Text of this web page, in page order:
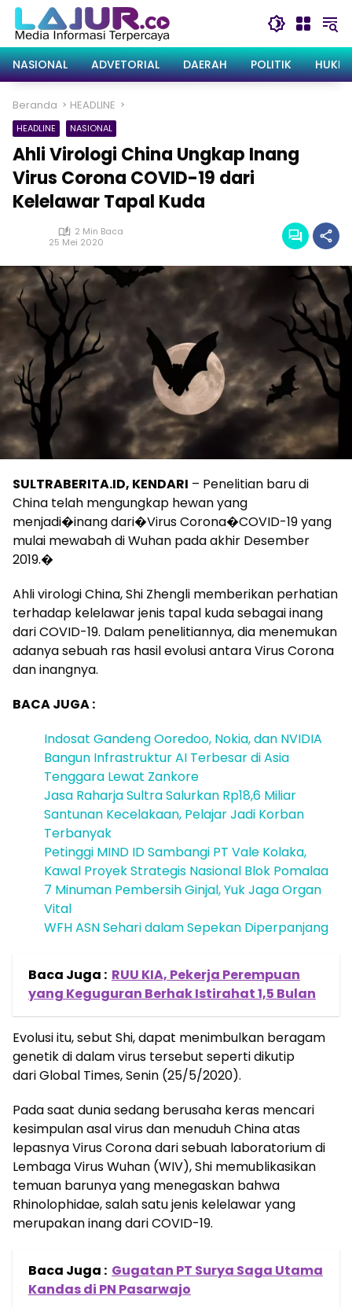
Langsung
konten
NASIONAL
ADVETORIAL DAERAH POLITIK
Beranda HEADLINE
HEADLINE NASIONAL
Ahli Virologi China Ungkap Inang
Virus Corona COVID-19 dari
Kelelawar Tapal Kuda
2 Min Baca
25 Mei 2020
SULTRABERITA.ID, KENDARI – Penelitian baru di
China telah mengungkap hewan yang
menjadi�inang dari�Virus Corona�COVID-19 yang
mulai mewabah di Wuhan pada akhir Desember
2019.�
Ahli virologi China, Shi Zhengli memberikan perhatian
terhadap kelelawar jenis tapal kuda sebagai inang
dari COVID-19. Dalam penelitiannya, dia menemukan
adanya sebuah ras hasil evolusi antara Virus Corona
dan inangnya.
BACA JUGA :
Indosat Gandeng Ooredoo, Nokia, dan NVIDIA
Bangun Infrastruktur AI Terbesar di Asia
Tenggara Lewat Zankore
Jasa Raharja Sultra Salurkan Rp18,6 Miliar
Santunan Kecelakaan, Pelajar Jadi Korban
Terbanyak
Petinggi MIND ID Sambangi PT Vale Kolaka,
Kawal Proyek Strategis Nasional Blok Pomalaa
7 Minuman Pembersih Ginjal, Yuk Jaga Organ
Vital
WFH ASN Sehari dalam Sepekan Diperpanjang
Baca Juga : RUU KIA, Pekerja Perempuan
yang Keguguran Berhak Istirahat 1,5 Bulan
Evolusi itu, sebut Shi, dapat menimbulkan beragam
genetik di dalam virus tersebut seperti dikutip
dari Global Times, Senin (25/5/2020).
Pada saat dunia sedang berusaha keras mencari
kesimpulan asal virus dan menuduh China atas
lepasnya Virus Corona dari sebuah laboratorium di
Lembaga Virus Wuhan (WIV), Shi memublikasikan
temuan barunya yang menegaskan bahwa
Rhinolophidae, salah satu jenis kelelawar yang
merupakan inang dari COVID-19.
Baca Juga : Gugatan PT Surya Saga Utama
Kandas di PN Pasarwajo